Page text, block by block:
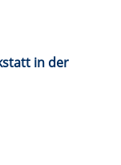
in der